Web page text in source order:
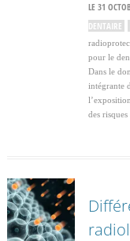
LE 31
DENTAIRE
pour le
Dans le
intégrante
des